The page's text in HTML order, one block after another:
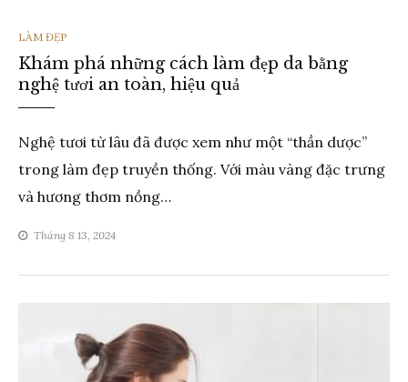
THỂ
LOẠI
LÀM ĐẸP
Khám phá những cách làm đẹp da bằng
nghệ tươi an toàn, hiệu quả
Nghệ tươi từ lâu đã được xem như một “thần dược”
trong làm đẹp truyền thống. Với màu vàng đặc trưng
và hương thơm nồng…
Tháng 8 13, 2024